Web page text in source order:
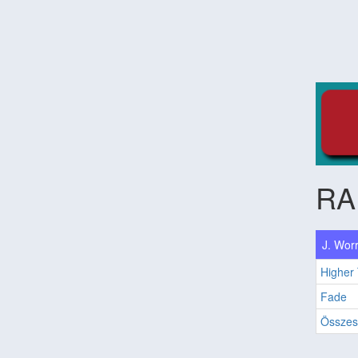
J.
Higher
Fade
Összes